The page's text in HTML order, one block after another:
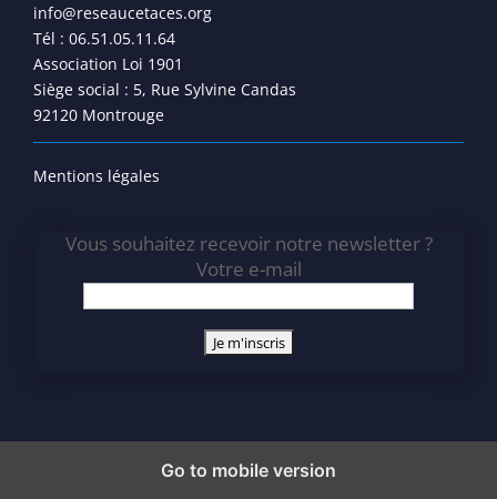
info@reseaucetaces.org
Tél : 06.51.05.11.64
Association Loi 1901
Siège social : 5, Rue Sylvine Candas
92120 Montrouge
Mentions légales
Vous souhaitez recevoir notre newsletter ?
Votre e-mail
Go to mobile version